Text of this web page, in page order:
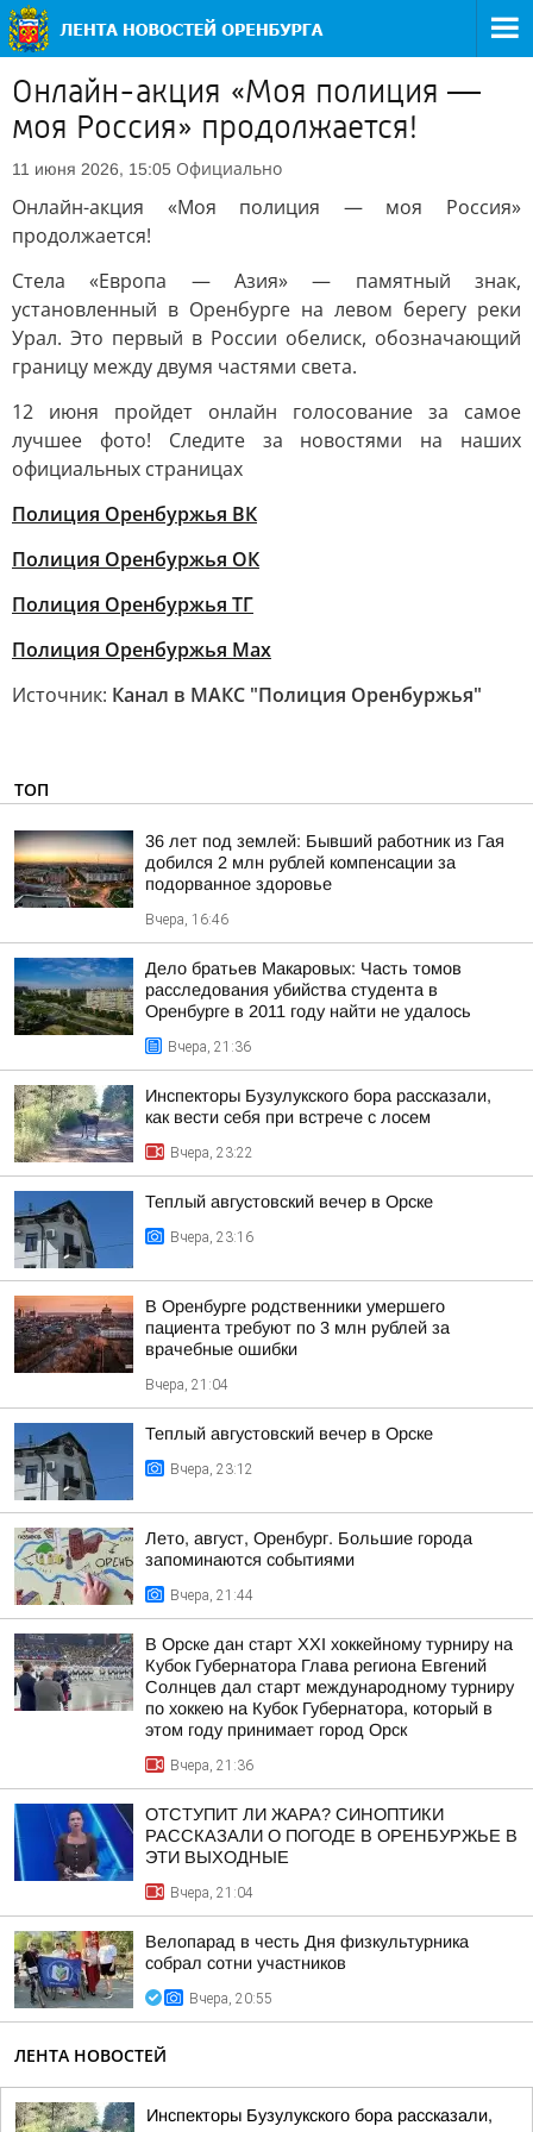
Онлайн-акция «Моя полиция —
моя Россия» продолжается!
11 июня 2026, 15:05 Официально
Онлайн-акция «Моя полиция — моя Россия»
продолжается!
Стела «Европа — Азия» — памятный знак,
установленный в Оренбурге на левом берегу реки
Урал. Это первый в России обелиск, обозначающий
границу между двумя частями света.
12 июня пройдет онлайн голосование за самое
лучшее фото! Следите за новостями на наших
официальных страницах
Полиция Оренбуржья ВК
Полиция Оренбуржья ОК
Полиция Оренбуржья ТГ
Полиция Оренбуржья Мах
Источник: Канал в МАКС "Полиция Оренбуржья"
ТОП
36 лет под землей: Бывший работник из Гая
добился 2 млн рублей компенсации за
подорванное здоровье
Вчера, 16:46
Дело братьев Макаровых: Часть томов
расследования убийства студента в
Оренбурге в 2011 году найти не удалось
Вчера, 21:36
Инспекторы Бузулукского бора рассказали,
как вести себя при встрече с лосем
Вчера, 23:22
Теплый августовский вечер в Орске
Вчера, 23:16
В Оренбурге родственники умершего
пациента требуют по 3 млн рублей за
врачебные ошибки
Вчера, 21:04
Теплый августовский вечер в Орске
Вчера, 23:12
Лето, август, Оренбург. Большие города
запоминаются событиями
Вчера, 21:44
В Орске дан старт XXI хоккейному турниру на
Кубок Губернатора Глава региона Евгений
Солнцев дал старт международному турниру
по хоккею на Кубок Губернатора, который в
этом году принимает город Орск
Вчера, 21:36
ОТСТУПИТ ЛИ ЖАРА? СИНОПТИКИ
РАССКАЗАЛИ О ПОГОДЕ В ОРЕНБУРЖЬЕ В
ЭТИ ВЫХОДНЫЕ
Вчера, 21:04
Велопарад в честь Дня физкультурника
собрал сотни участников
Вчера, 20:55
ЛЕНТА НОВОСТЕЙ
Инспекторы Бузулукского бора рассказали,